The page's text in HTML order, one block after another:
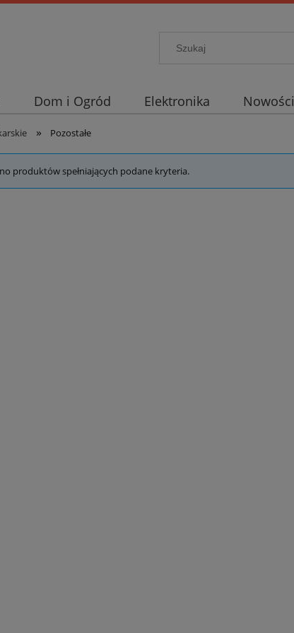
Dom i Ogród Elektronika Nowości
» Pozostałe
produktów spełniających podane kryteria.